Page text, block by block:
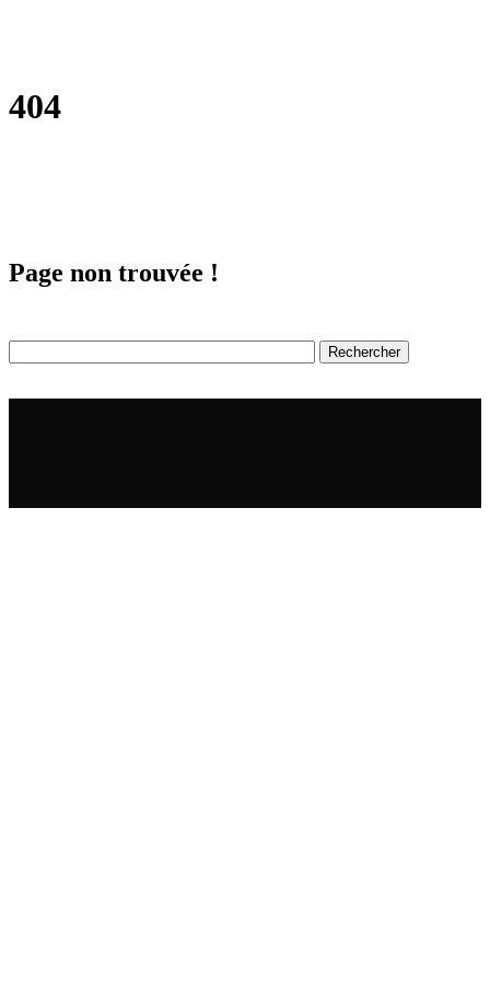
404
Page non trouvée !